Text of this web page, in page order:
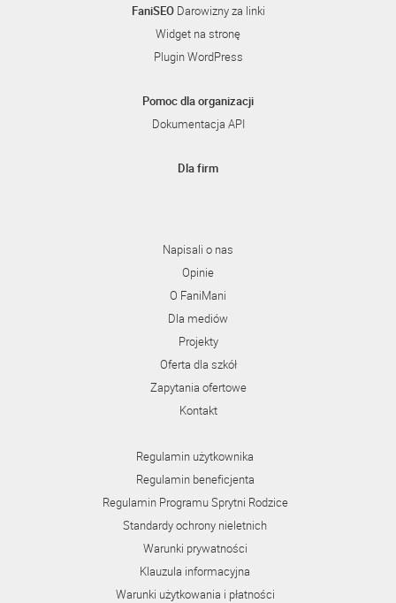
FaniSEODarowizny za linki
Widget na stronę
Plugin WordPress
Pomoc dla organizacji
Dokumentacja API
Dla firm
Napisali o nas
Opinie
O FaniMani
Dla mediów
Projekty
Oferta dla szkół
Zapytania ofertowe
Kontakt
Regulamin użytkownika
Regulamin beneficjenta
Regulamin Programu Sprytni Rodzice
Standardy ochrony nieletnich
Warunki prywatności
Klauzula informacyjna
Warunki użytkowania i płatności